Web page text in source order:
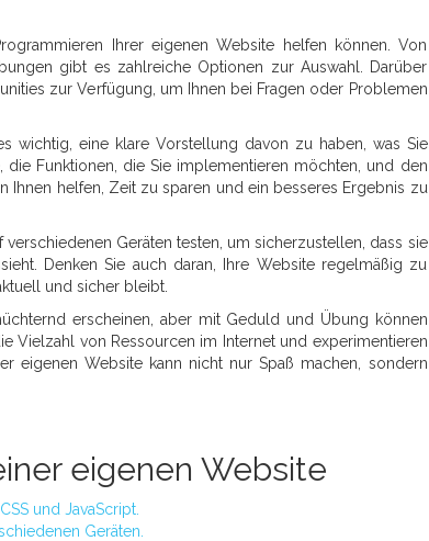
Ihrer eigenen Website helfen können. Von
gibt es zahlreiche Optionen zur Auswahl. Darüber
zur Verfügung, um Ihnen bei Fragen oder Problemen
wichtig, eine klare Vorstellung davon zu haben, was Sie
Funktionen, die Sie implementieren möchten, und den
Ihnen helfen, Zeit zu sparen und ein besseres Ergebnis zu
Geräten testen, um sicherzustellen, dass sie
Denken Sie auch daran, Ihre Website regelmäßig zu
und sicher bleibt.
erscheinen, aber mit Geduld und Übung können
Vielzahl von Ressourcen im Internet und experimentieren
eigenen Website kann nicht nur Spaß machen, sondern
eigenen Website
und JavaScript.
Geräten.